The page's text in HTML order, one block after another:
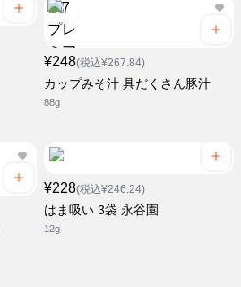
¥248(税込¥267.84)
カップみそ汁 具だくさん豚汁
88g
¥228(税込¥246.24)
はま吸い 3袋 永谷園
12g